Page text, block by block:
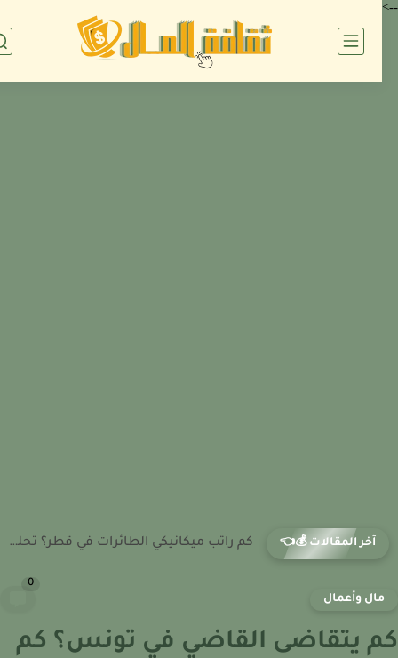
آخر المقالات 💰👈 كم راتب ميكانيكي الطائرات في السعودية؟ العقود والمزايا داخل شركات...
وأعمال
يتقاضى القاضي في تونس؟ كم